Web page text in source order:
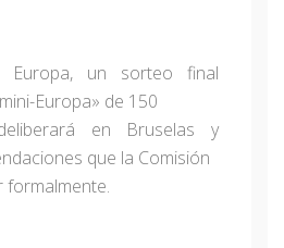
un sorteo final
Europa» de 150
en Bruselas y
que la Comisión
formalmente.